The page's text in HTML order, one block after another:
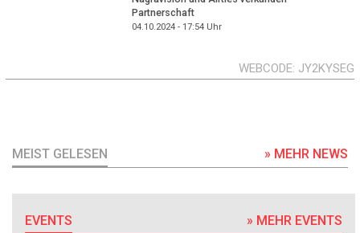
Partnerschaft
04.10.2024 - 17:54Uhr
WEBCODE JY2KYSEG
MEIST GELESEN » MEHR NEWS
EVENTS » MEHR EVENTS